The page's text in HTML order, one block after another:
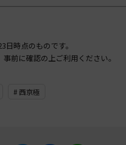
日時点のものです。
前に確認の上ご利用ください。
# 西京極